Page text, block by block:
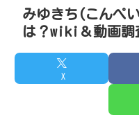
みゆきち(こんぺ
は？wiki＆動画調
X